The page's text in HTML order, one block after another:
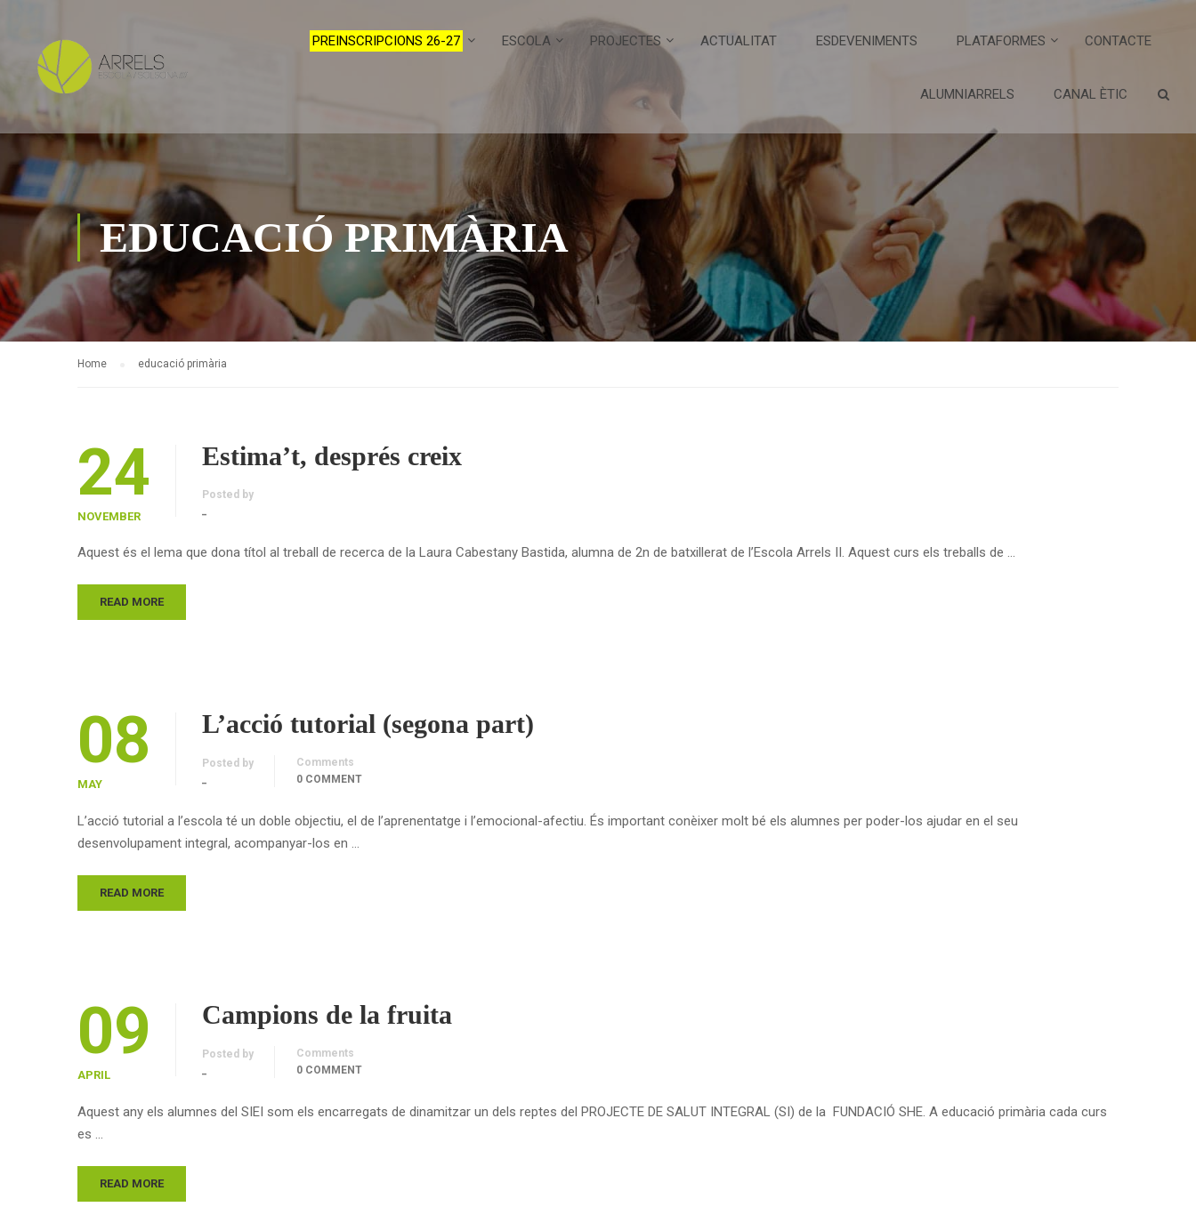
PREINSCRIPCIONS 26-27 ESCOLA PROJECTES ACTUALITAT ESDEVENIMENTS PLATAFORMES CONTACTE
ALUMNIARRELS CANAL ÈTIC
EDUCACIÓ PRIMÀRIA
Home educació primària
24
NOVEMBER
Estima’t, després creix
Posted by
Aquest és el lema que dona títol al treball de recerca de la Laura Cabestany Bastida, alumna de 2n de batxillerat de l’Escola Arrels II. Aquest curs els treballs de …
READ MORE
08
MAY
L’acció tutorial (segona part)
Posted by
Comments
0 COMMENT
L’acció tutorial a l’escola té un doble objectiu, el de l’aprenentatge i l’emocional-afectiu. És important conèixer molt bé els alumnes per poder-los ajudar en el seu
desenvolupament integral, acompanyar-los en …
READ MORE
09
APRIL
Campions de la fruita
Posted by
Comments
0 COMMENT
Aquest any els alumnes del SIEI som els encarregats de dinamitzar un dels reptes del PROJECTE DE SALUT INTEGRAL (SI) de la FUNDACIÓ SHE. A educació primària cada curs
es …
READ MORE